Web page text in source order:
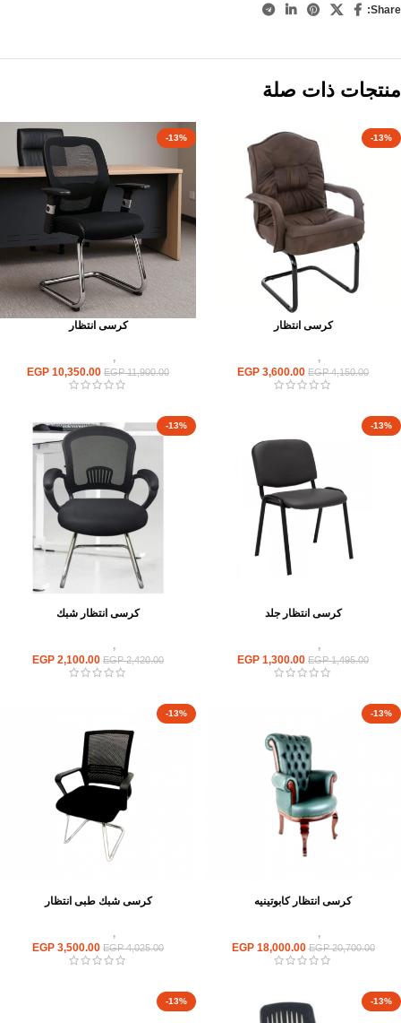
Share:
منتجات ذات صلة
-13%
كرسى انتظار
,
EGP4,150.00
EGP 3,600.00
-13%
كرسى انتظار
,
EGP11,900.00
EGP 10,350.00
-13%
كرسى انتظار جلد
,
EGP1,495.00
EGP 1,300.00
-13%
كرسى انتظار شبك
,
EGP2,420.00
EGP 2,100.00
-13%
كرسى انتظار كابوتينيه
,
EGP20,700.00
EGP18,000.00
-13%
كرسى شبك طبى انتظار
,
EGP4,025.00
EGP 3,500.00
-13%
-13%